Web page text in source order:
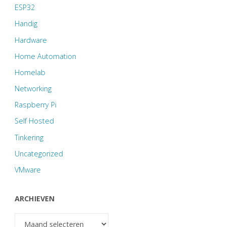
ESP32
Handig
Hardware
Home Automation
Homelab
Networking
Raspberry Pi
Self Hosted
Tinkering
Uncategorized
VMware
ARCHIEVEN
Archieven